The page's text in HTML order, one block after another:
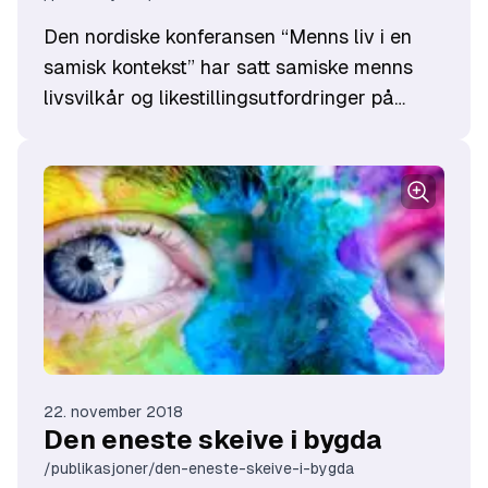
Den nordiske konferansen “Menns liv i en
samisk kontekst” har satt samiske menns
livsvilkår og likestillingsutfordringer på
menn, og hva de har å vinne på økt
likestilling.
22. november 2018
Den eneste skeive i bygda
/publikasjoner/den-eneste-skeive-i-bygda